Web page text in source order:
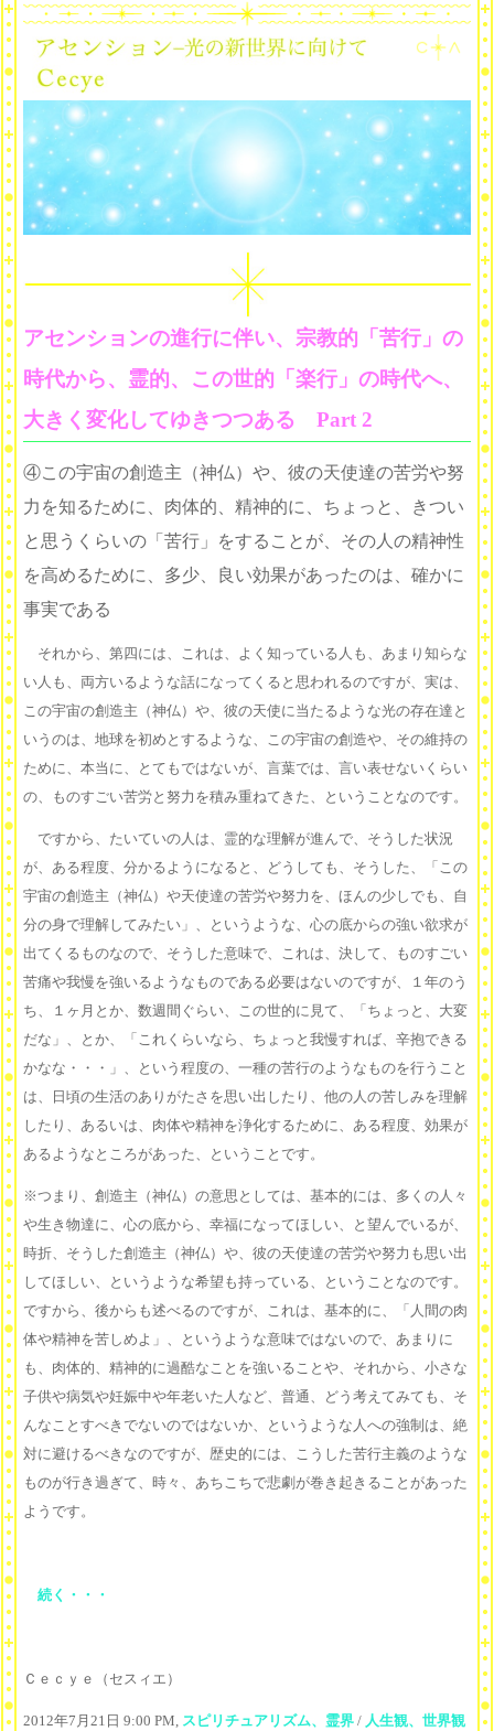
アセンションの進行に伴い、宗教的「苦行」の
時代から、霊的、この世的「楽行」の時代へ、
大きく変化してゆきつつある Part 2
④この宇宙の創造主（神仏）や、彼の天使達の苦労や努
力を知るために、肉体的、精神的に、ちょっと、きつい
と思うくらいの「苦行」をすることが、その人の精神性
を高めるために、多少、良い効果があったのは、確かに
事実である
それから、第四には、これは、よく知っている人も、あまり知らな
い人も、両方いるような話になってくると思われるのですが、実は、
この宇宙の創造主（神仏）や、彼の天使に当たるような光の存在達と
いうのは、地球を初めとするような、この宇宙の創造や、その維持の
ために、本当に、とてもではないが、言葉では、言い表せないくらい
の、ものすごい苦労と努力を積み重ねてきた、ということなのです。
ですから、たいていの人は、霊的な理解が進んで、そうした状況
が、ある程度、分かるようになると、どうしても、そうした、「この
宇宙の創造主（神仏）や天使達の苦労や努力を、ほんの少しでも、自
分の身で理解してみたい」、というような、心の底からの強い欲求が
出てくるものなので、そうした意味で、これは、決して、ものすごい
苦痛や我慢を強いるようなものである必要はないのですが、１年のう
ち、１ヶ月とか、数週間ぐらい、この世的に見て、「ちょっと、大変
だな」、とか、「これくらいなら、ちょっと我慢すれば、辛抱できる
かなな・・・」、という程度の、一種の苦行のようなものを行うこと
は、日頃の生活のありがたさを思い出したり、他の人の苦しみを理解
したり、あるいは、肉体や精神を浄化するために、ある程度、効果が
あるようなところがあった、ということです。
※つまり、創造主（神仏）の意思としては、基本的には、多くの人々
や生き物達に、心の底から、幸福になってほしい、と望んでいるが、
時折、そうした創造主（神仏）や、彼の天使達の苦労や努力も思い出
してほしい、というような希望も持っている、ということなのです。
ですから、後からも述べるのですが、これは、基本的に、「人間の肉
体や精神を苦しめよ」、というような意味ではないので、あまりに
も、肉体的、精神的に過酷なことを強いることや、それから、小さな
子供や病気や妊娠中や年老いた人など、普通、どう考えてみても、そ
んなことすべきでないのではないか、というような人への強制は、絶
対に避けるべきなのですが、歴史的には、こうした苦行主義のような
ものが行き過ぎて、時々、あちこちで悲劇が巻き起きることがあった
ようです。
続く・・・
Ｃｅｃｙｅ（セスィエ）
2012年7月21日 9:00 PM, スピリチュアリズム、霊界 / 人生観、世界観